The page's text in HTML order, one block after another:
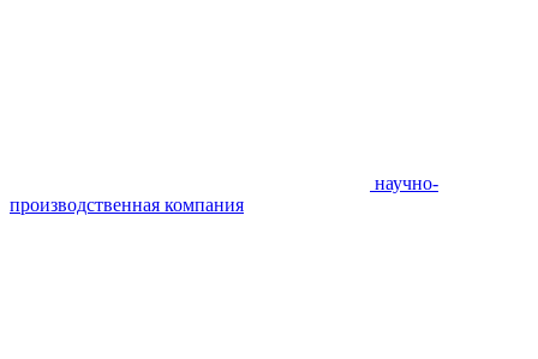
научно-
производственная компания